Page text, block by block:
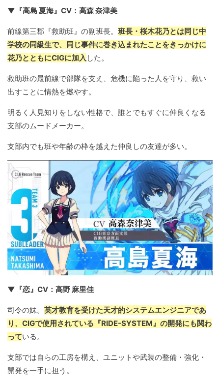
▼『高島 夏海』CV：高森 奈津美
前線第三郡『救助班』の副班長。 班長・桜木花乃とは同じ中
学校の同級生で、同じ事件に巻き込まれたことをきっかけに
花乃とともにCIGに加入 した。
救助班の最前線で部隊を支え、危機に陥った人を守り、救い
出すことに情熱を燃やす。
明るく人見知りをしない性格で、誰とでもすぐに仲良くなる
支部のムードメーカー。
支部内でも班や年齢の枠を越えた仲良しの友達が多い。
▼『恋』CV：高野 麻里佳
司令の妹。 英才教育を受けた天才的システムエンジニアであ
り、CIGで使用されている『RIDE-SYSTEM』の開発にも関わ
っている。
支部では自らの工房を構え、ユニットや武装の整備・強化・
開発を一手に担う。